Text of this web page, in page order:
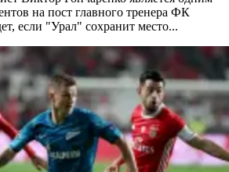
на пост главного тренера ФК
если "Урал" сохранит место...